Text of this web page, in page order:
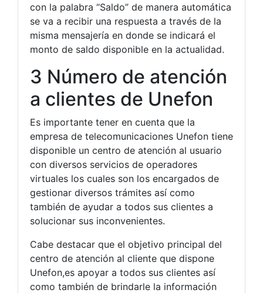
con la palabra “Saldo” de manera automática
se va a recibir una respuesta a través de la
misma mensajería en donde se indicará el
monto de saldo disponible en la actualidad.
3 Número de atención
a clientes de Unefon
Es importante tener en cuenta que la
empresa de telecomunicaciones Unefon tiene
disponible un centro de atención al usuario
con diversos servicios de operadores
virtuales los cuales son los encargados de
gestionar diversos trámites así como
también de ayudar a todos sus clientes a
solucionar sus inconvenientes.
Cabe destacar que el objetivo principal del
centro de atención al cliente que dispone
Unefon,es apoyar a todos sus clientes así
como también de brindarle la información